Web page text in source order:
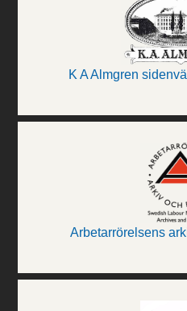
K A Almgren
Arbetarrörelsens